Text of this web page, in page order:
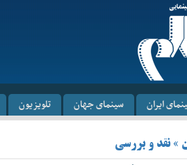
ایران سینمای جهان تلویزیون
» نقد و بررسی